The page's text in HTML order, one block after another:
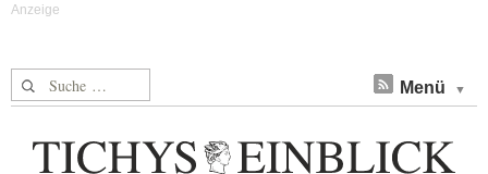
Suche nach: Menü